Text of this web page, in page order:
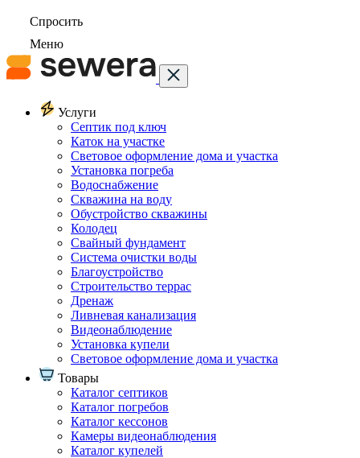
Спросить
Меню
Услуги
Септик под ключ
Каток на участке
Световое оформление дома и участка
Установка погреба
Водоснабжение
Скважина на воду
Обустройство скважины
Колодец
Свайный фундамент
Система очистки воды
Благоустройство
Строительство террас
Дренаж
Ливневая канализация
Видеонаблюдение
Установка купели
Световое оформление дома и участка
Товары
Каталог септиков
Каталог погребов
Каталог кессонов
Камеры видеонаблюдения
Каталог купелей